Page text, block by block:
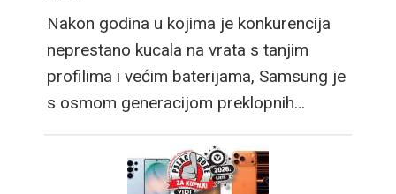
Nakon godina u kojima je konkurencija
neprestano kucala na vrata s tanjim
profilima i većim baterijama, Samsung je
s osmom generacijom preklopnih…